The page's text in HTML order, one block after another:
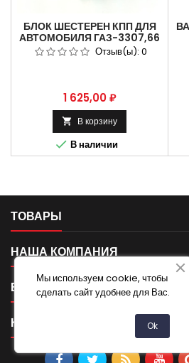
БЛОК ШЕСТЕРЕН КПП ДЛЯ
АВТОМОБИЛЯ ГАЗ-3307,66
ЗАДНЕГО ХОДА 66-11-
1701082
Отзыв(ы): 0
Цена
1 625,00 ₽
 В корзину
 В наличии
ТОВАРЫ
НАША КОМПАНИЯ
ВАША УЧЕТНАЯ ЗАПИСЬ
КОНТАКТ
Мы используем cookie, чтобы
сделать сайт удобнее для Вас.
Ok